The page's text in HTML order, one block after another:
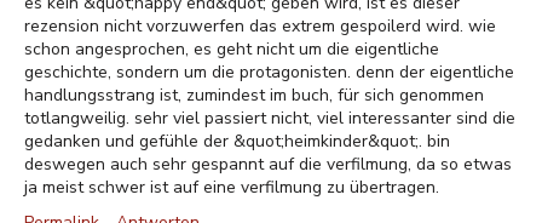
rezension nicht vorzuwerfen das extrem gespoilerd wird. wie
schon angesprochen, es geht nicht um die eigentliche
geschichte, sondern um die protagonisten. denn der eigentliche
handlungsstrang ist, zumindest im buch, für sich genommen
totlangweilig. sehr viel passiert nicht, viel interessanter sind die
gedanken und gefühle der &quot;heimkinder&quot;. bin
deswegen auch sehr gespannt auf die verfilmung, da so etwas
ja meist schwer ist auf eine verfilmung zu übertragen.